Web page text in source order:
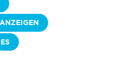
belgischen Küste.
Studio, ein Ferienhaus,
De Panne, Knokke,
beliebten